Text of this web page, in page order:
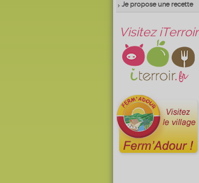
Je propose une recette
Visitez iTerroir